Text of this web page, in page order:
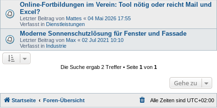
Online-Fortbildungen im Verein: Tool nötig oder reicht Mail und
Excel?
Letzter Beitrag von Mattes « 04 Mai 2026 17:55
Verfasst in Dienstleistungen
Moderne Sonnenschutzlösung für Fenster und Fassade
Letzter Beitrag von Max « 02 Jul 2021 10:10
Verfasst in Industrie
Die Suche ergab 2 Treffer • Seite 1von 1
Gehe zu
Startseite Foren-Übersicht Alle Zeiten sind UTC+02:00